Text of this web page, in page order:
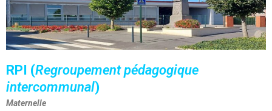
RPI (Regroupement pédagogique
intercommunal)
Maternelle